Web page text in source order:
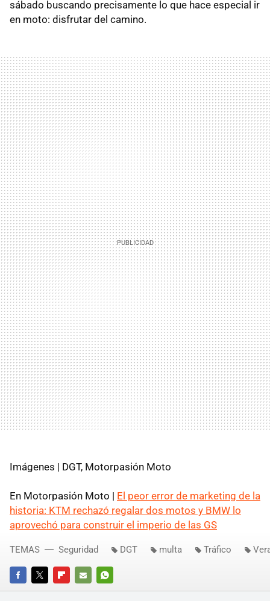
sábado buscando precisamente lo que hace especial ir
en moto: disfrutar del camino.
Imágenes | DGT, Motorpasión Moto
En Motorpasión Moto | El peor error de marketing de la
historia: KTM rechazó regalar dos motos y BMW lo
aprovechó para construir el imperio de las GS
FACEBOOKTWITTERFLIPBOARD
E-
WHATSAPP
TEMAS Seguridad DGT multa Tráfico